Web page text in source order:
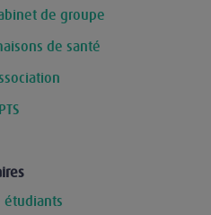
de groupe
de santé
étudiants